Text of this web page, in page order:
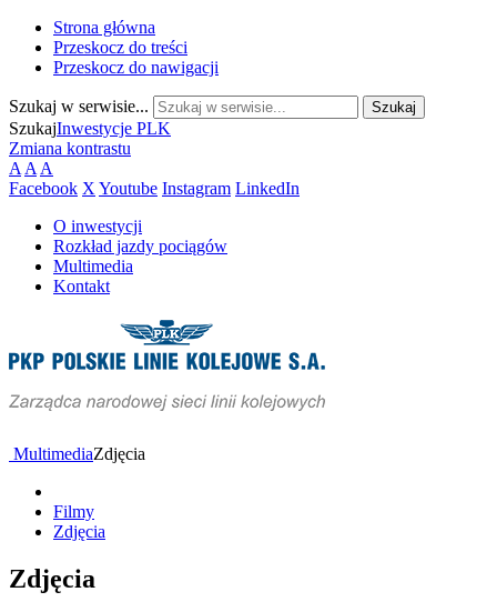
Strona główna
Przeskocz do treści
Przeskocz do nawigacji
Szukaj w serwisie...
SzukajInwestycje PLK
Zmiana kontrastu
A A A
Facebook X Youtube Instagram LinkedIn
O inwestycji
Rozkład jazdy pociągów
Multimedia
Kontakt
MultimediaZdjęcia
Filmy
Zdjęcia
Zdjęcia